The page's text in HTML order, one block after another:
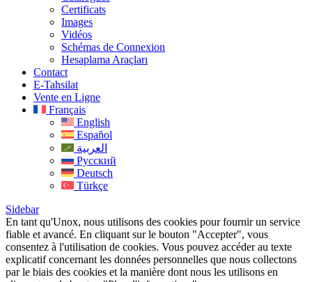
Certificats
Images
Vidéos
Schémas de Connexion
Hesaplama Araçları
Contact
E-Tahsilat
Vente en Ligne
Français
English
Español
العربية
Русский
Deutsch
Türkçe
Sidebar
En tant qu'Unox, nous utilisons des cookies pour fournir un service
fiable et avancé. En cliquant sur le bouton "Accepter", vous
consentez à l'utilisation de cookies. Vous pouvez accéder au texte
explicatif concernant les données personnelles que nous collectons
par le biais des cookies et la manière dont nous les utilisons en